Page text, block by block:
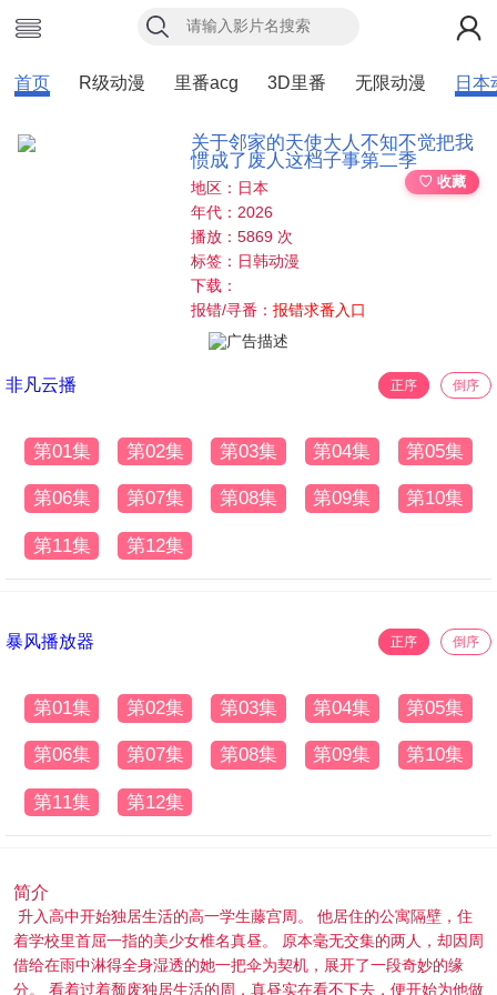
首页 R级动漫 里番acg 3D里番 无限动漫 日本
关于邻家的天使大人不知不觉把我
惯成了废人这档子事第二季
♡ 收藏
地区：日本
年代：2026
播放：5869 次
标签：日韩动漫
下载：
报错/寻番：报错求番入口
非凡云播 正序 倒序
第01集 第02集 第03集 第04集 第05集
第06集 第07集 第08集 第09集 第10集
第11集 第12集
暴风播放器 正序 倒序
第01集 第02集 第03集 第04集 第05集
第06集 第07集 第08集 第09集 第10集
第11集 第12集
简介
升入高中开始独居生活的高一学生藤宫周。 他居住的公寓隔壁，住
着学校里首屈一指的美少女椎名真昼。 原本毫无交集的两人，却因周
借给在雨中淋得全身湿透的她一把伞为契机，展开了一段奇妙的缘
分。 看着过着颓废独居生活的周，真昼实在看不下去，便开始为他做